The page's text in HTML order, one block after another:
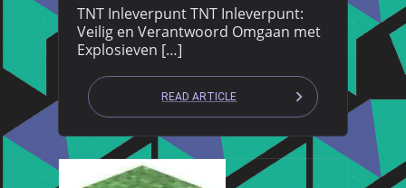
TNT Inleverpunt TNT Inleverpunt:
Veilig en Verantwoord Omgaan met
Explosieven […]
READ ARTICLE